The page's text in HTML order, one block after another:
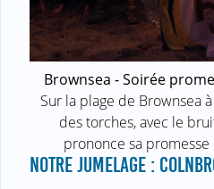
Brownsea - Soirée
Sur la plage de Brownsea
des torches, avec le
prononce sa
NOTRE JUMELAGE :